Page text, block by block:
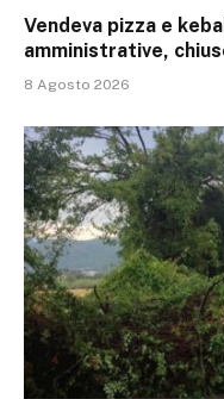
Vendeva pizza e
amministrative,
8 Agosto 2026